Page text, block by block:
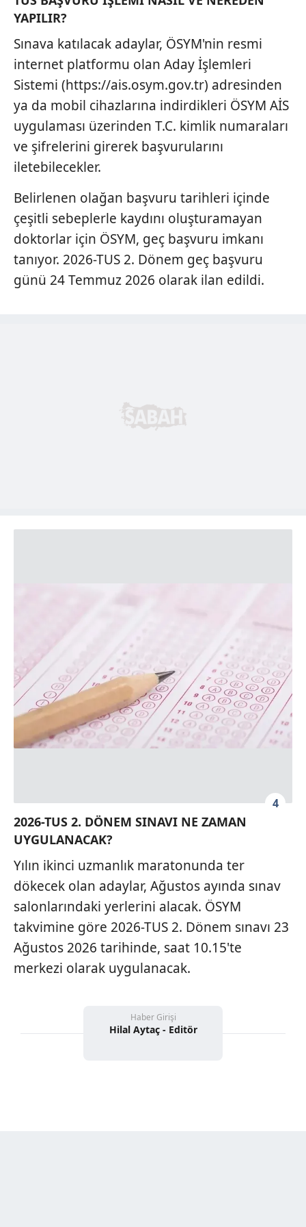
almak için lütfen
tıklayınız
YAPILIR?
Sınava katılacak adaylar, ÖSYM'nin resmi
internet platformu olan Aday İşlemleri
Sistemi (https://ais.osym.gov.tr) adresinden
ya da mobil cihazlarına indirdikleri ÖSYM AİS
uygulaması üzerinden T.C. kimlik numaraları
ve şifrelerini girerek başvurularını
iletebilecekler.
Belirlenen olağan başvuru tarihleri içinde
çeşitli sebeplerle kaydını oluşturamayan
doktorlar için ÖSYM, geç başvuru imkanı
tanıyor. 2026-TUS 2. Dönem geç başvuru
günü 24 Temmuz 2026 olarak ilan edildi.
4
2026-TUS 2. DÖNEM SINAVI NE ZAMAN
UYGULANACAK?
Yılın ikinci uzmanlık maratonunda ter
dökecek olan adaylar, Ağustos ayında sınav
salonlarındaki yerlerini alacak. ÖSYM
takvimine göre 2026-TUS 2. Dönem sınavı 23
Ağustos 2026 tarihinde, saat 10.15'te
merkezi olarak uygulanacak.
Haber Girişi
Hilal Aytaç - Editör